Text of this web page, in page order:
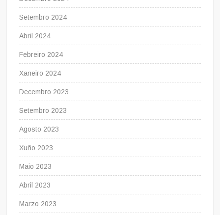
Setembro 2024
Abril 2024
Febreiro 2024
Xaneiro 2024
Decembro 2023
Setembro 2023
Agosto 2023
Xuño 2023
Maio 2023
Abril 2023
Marzo 2023